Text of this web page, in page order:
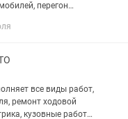
перегон
акт выполненных
все виды работ,
ремонт ходовой
кузовные работы,